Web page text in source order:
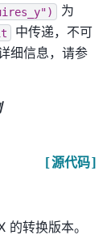
为
中传递，不可
细信息，请参
[源代码]
转换版本。